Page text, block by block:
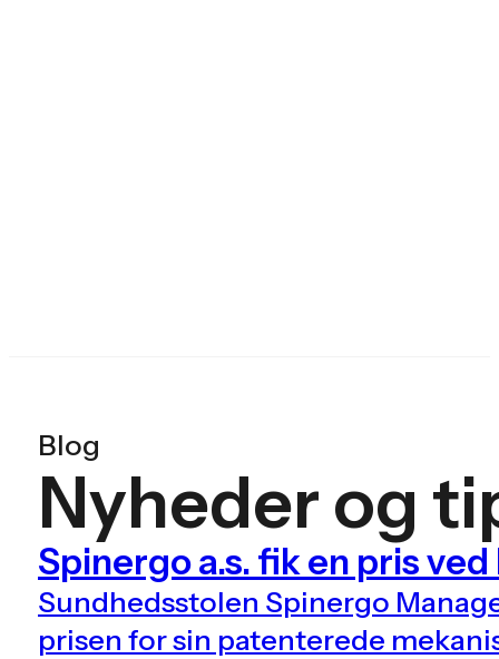
Nyheder og
Blog
Spinergo a.s. fik en pris
Sundhedsstolen Spinergo
prisen for sin patenterede